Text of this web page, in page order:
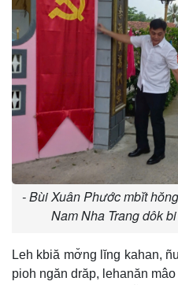
- Bùi Xuân Phước mbĭt
Nam Nha Trang dôk
Leh kbiă mơ̆ng lĭng kahan,
pioh ngăn drăp, lehanăn